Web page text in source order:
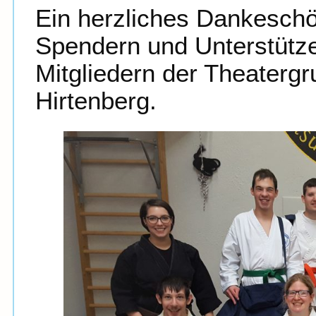
Ein herzliches
Spendern und
Mitgliedern der
Hirtenberg.